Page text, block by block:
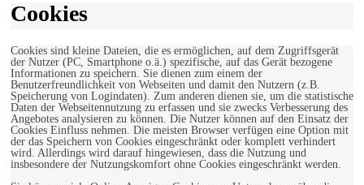
Cookies
Cookies sind kleine Dateien, die es ermöglichen, auf dem Zugriffsgerät
der Nutzer (PC, Smartphone o.ä.) spezifische, auf das Gerät bezogene
Informationen zu speichern. Sie dienen zum einem der
Benutzerfreundlichkeit von Webseiten und damit den Nutzern (z.B.
Speicherung von Logindaten). Zum anderen dienen sie, um die statistische
Daten der Webseitennutzung zu erfassen und sie zwecks Verbesserung des
Angebotes analysieren zu können. Die Nutzer können auf den Einsatz der
Cookies Einfluss nehmen. Die meisten Browser verfügen eine Option mit
der das Speichern von Cookies eingeschränkt oder komplett verhindert
wird. Allerdings wird darauf hingewiesen, dass die Nutzung und
insbesondere der Nutzungskomfort ohne Cookies eingeschränkt werden.